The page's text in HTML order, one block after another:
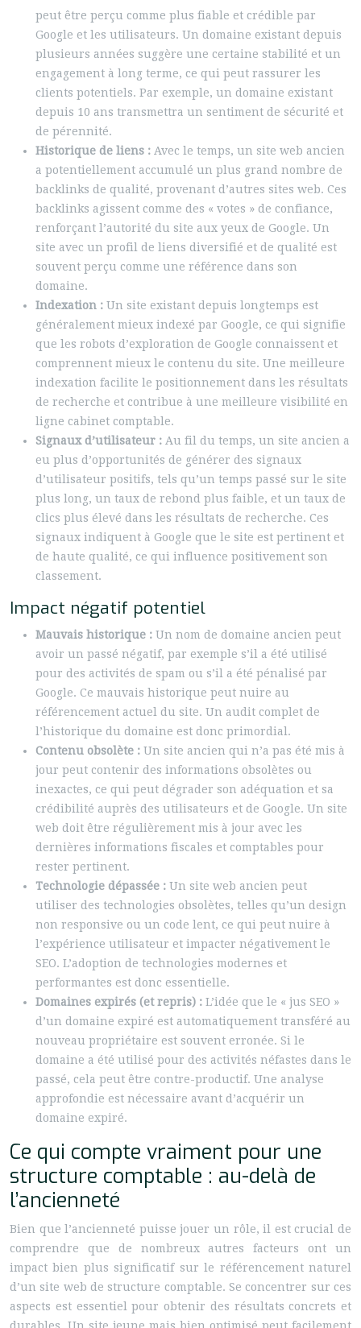
peut être perçu comme plus fiable et crédible par
Google et les utilisateurs. Un domaine existant depuis
plusieurs années suggère une certaine stabilité et un
engagement à long terme, ce qui peut rassurer les
clients potentiels. Par exemple, un domaine existant
depuis 10 ans transmettra un sentiment de sécurité et
de pérennité.
Historique de liens : Avec le temps, un site web ancien
a potentiellement accumulé un plus grand nombre de
backlinks de qualité, provenant d’autres sites web. Ces
backlinks agissent comme des « votes » de confiance,
renforçant l’autorité du site aux yeux de Google. Un
site avec un profil de liens diversifié et de qualité est
souvent perçu comme une référence dans son
domaine.
Indexation : Un site existant depuis longtemps est
généralement mieux indexé par Google, ce qui signifie
que les robots d’exploration de Google connaissent et
comprennent mieux le contenu du site. Une meilleure
indexation facilite le positionnement dans les résultats
de recherche et contribue à une meilleure visibilité en
ligne cabinet comptable.
Signaux d’utilisateur : Au fil du temps, un site ancien a
eu plus d’opportunités de générer des signaux
d’utilisateur positifs, tels qu’un temps passé sur le site
plus long, un taux de rebond plus faible, et un taux de
clics plus élevé dans les résultats de recherche. Ces
signaux indiquent à Google que le site est pertinent et
de haute qualité, ce qui influence positivement son
classement.
Impact négatif potentiel
Mauvais historique : Un nom de domaine ancien peut
avoir un passé négatif, par exemple s’il a été utilisé
pour des activités de spam ou s’il a été pénalisé par
Google. Ce mauvais historique peut nuire au
référencement actuel du site. Un audit complet de
l’historique du domaine est donc primordial.
Contenu obsolète : Un site ancien qui n’a pas été mis à
jour peut contenir des informations obsolètes ou
inexactes, ce qui peut dégrader son adéquation et sa
crédibilité auprès des utilisateurs et de Google. Un site
web doit être régulièrement mis à jour avec les
dernières informations fiscales et comptables pour
rester pertinent.
Technologie dépassée : Un site web ancien peut
utiliser des technologies obsolètes, telles qu’un design
non responsive ou un code lent, ce qui peut nuire à
l’expérience utilisateur et impacter négativement le
SEO. L’adoption de technologies modernes et
performantes est donc essentielle.
Domaines expirés (et repris) : L’idée que le « jus SEO »
d’un domaine expiré est automatiquement transféré au
nouveau propriétaire est souvent erronée. Si le
domaine a été utilisé pour des activités néfastes dans le
passé, cela peut être contre-productif. Une analyse
approfondie est nécessaire avant d’acquérir un
domaine expiré.
Ce qui compte vraiment pour une
structure comptable : au-delà de
l’ancienneté
Bien que l’ancienneté puisse jouer un rôle, il est crucial de
comprendre que de nombreux autres facteurs ont un
impact bien plus significatif sur le référencement naturel
d’un site web de structure comptable. Se concentrer sur ces
aspects est essentiel pour obtenir des résultats concrets et